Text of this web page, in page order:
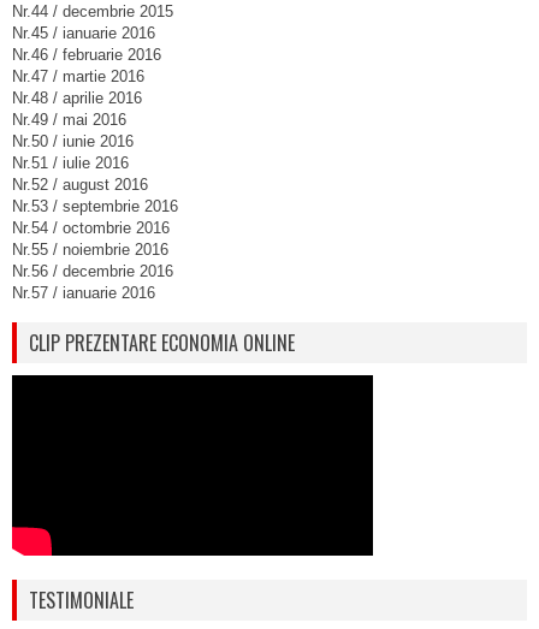
Nr.44 / decembrie 2015
Nr.45 / ianuarie 2016
Nr.46 / februarie 2016
Nr.47 / martie 2016
Nr.48 / aprilie 2016
Nr.49 / mai 2016
Nr.50 / iunie 2016
Nr.51 / iulie 2016
Nr.52 / august 2016
Nr.53 / septembrie 2016
Nr.54 / octombrie 2016
Nr.55 / noiembrie 2016
Nr.56 / decembrie 2016
Nr.57 / ianuarie 2016
CLIP PREZENTARE ECONOMIA ONLINE
TESTIMONIALE